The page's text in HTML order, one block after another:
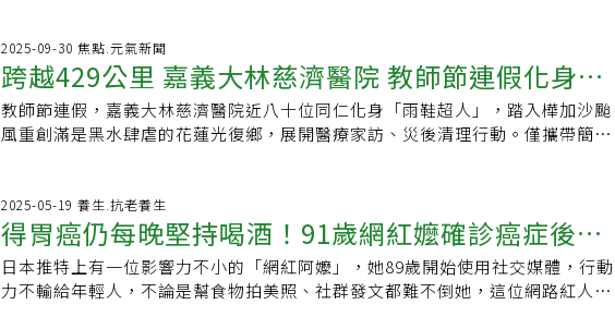
屬都能接受的做法。同時也要讓家屬有心理準備，「把每一天當成是最後一
天」，陪伴病人與家屬思考人生中最在意的事，有無未完成的心願。她最難忘的
是77歲林先生（化名），去年7月，林先生因肺癌三期開刀，手術後病況一度危
急，從鬼門關前搶救回來後，尋求安寧團隊介入。他吐露幼時被送養的心結，想
散多年的兒子，見到最後一面。家屬的不理解 開啟她的心理修煉然而，並非所有
家屬都能接受「病情已無轉機」，讓郭淑華背負巨大壓力，她選擇進修心理課
程，並從宗教中汲取力量。「做為安寧療護的個管師，很需要正能量，才能走下
去」。郭淑華說，必須要告訴自己已經給了建議，能做的都做了，才能有動力去
面對下面一個個案。在她眼中，安寧療護並非放棄，而是將焦點從「治病」轉向
想要陪個案終老」。為了這個心願，春森藥局負責藥師蔡有隆2015年自行開業，
致力居家安寧照護。即使沒有給付，他仍不計成本，定期參與醫護安寧團隊、居
家關懷，甚至成為個案和醫師溝通的橋梁。蔡有隆有著完整的藥師資歷，待過藥
廠，曾任大型醫院及連鎖藥局藥師。會投入居家安寧照護，源自於在大林慈濟醫
院的經歷。熟識患者「走了」 埋下轉職種子身為臨床藥師，支援腫瘤、重症加
陪他走到最後」，心中湧起一股遺憾又複雜的心情，為他日後投入居家安寧埋下
了種子。在居家安寧療護體系中，藥師主要的工作還是調劑，但為了完成自己
「全人照顧」的理想，他仍自費完成所有的課程，「我應該是第一個完成安寧甲
類課程的藥師。」他說。關心個案身心靈 超越藥師職責蔡有隆在居家安寧照護上
2025-09-30 焦點.元氣新聞
跨越429公里 嘉義大林慈濟醫院 教師節連假化身雨
鞋超人
教師節連假，嘉義大林慈濟醫院近八十位同仁化身「雨鞋超人」，踏入樺加沙颱
風重創滿是黑水肆虐的花蓮光復鄉，展開醫療家訪、災後清理行動。僅攜帶簡單
捨。」院長賴寧生表示，原參加慈濟法脈宗門營的行程，因災情緊急而臨時調整
為「賑災行動」。醫療團隊與精舍師父及志工攜手合作，踏著厚重泥濘，分九條
動線深入災區，探視受災家庭，將醫療物資送到居民手中，並協助清理家園，陪
伴災民度過艱難時刻。一位76歲阿嬤因清理家中泥濘而導致右腳受傷，醫療團隊
進行消毒並重新包紮。賴寧生院長表示，阿嬤不顧傷痛，仍堅持投入家園清掃的
2025-05-19 養生.抗老養生
得胃癌仍每晚堅持喝酒！91歲網紅嬤確診癌症後
「獨特酒精復健法」
日本推特上有一位影響力不小的「網紅阿嬤」，她89歲開始使用社交媒體，行動
力不輸給年輕人，不論是幫食物拍美照、社群發文都難不倒她，這位網路紅人名